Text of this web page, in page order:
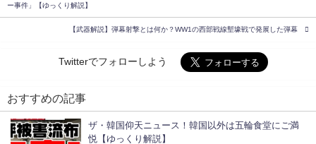
ー事件」【ゆっくり解説】
【武器解説】弾幕射撃とは何か？WW1の西部戦線塹壕戦で発展した弾幕
Twitterでフォローしよう
おすすめの記事
ザ・韓国仰天ニュース！韓国以外は五輪食堂にご満
悦【ゆっくり解説】